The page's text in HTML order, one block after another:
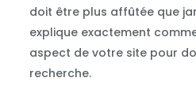
doit être plus affûtée que
explique exactement
aspect de votre site pour
recherche.